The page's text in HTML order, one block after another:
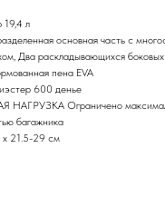
л
основная часть с
Два раскладывающихся
пена EVA
600 денье
Ограничено
багажника
21.5-29 см